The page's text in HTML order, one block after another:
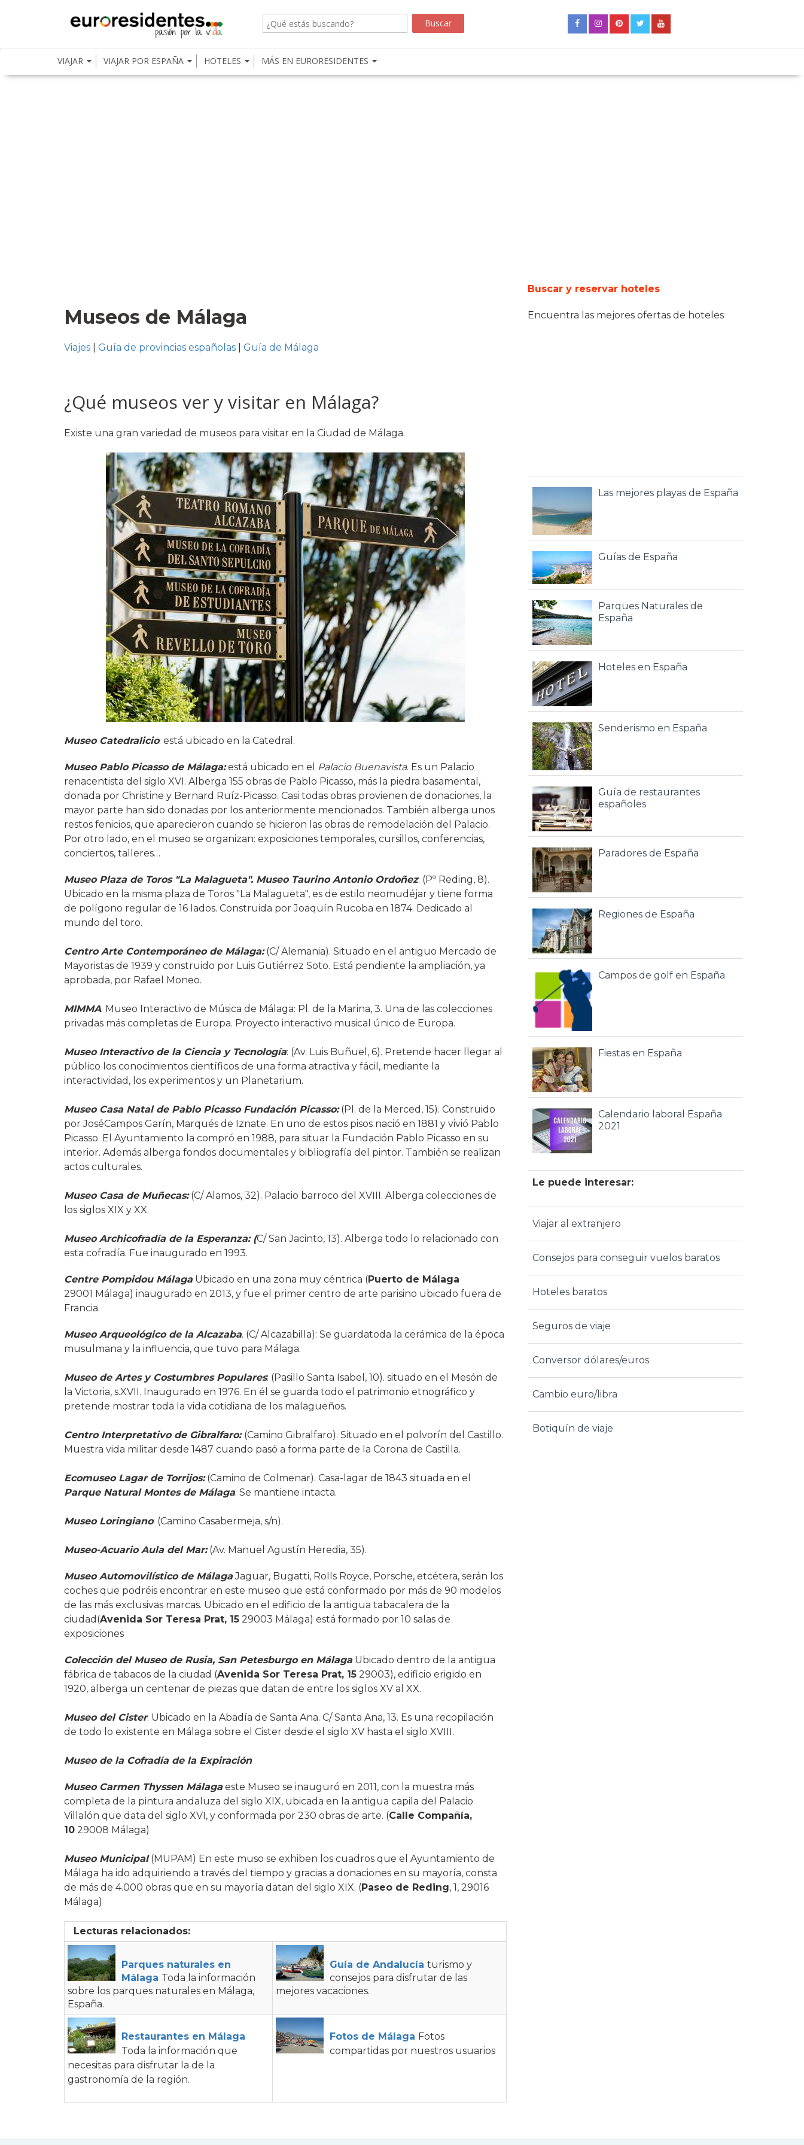
VIAJAR VIAJAR POR ESPAÑA HOTELES MÁS EN EURORESIDENTES
Museos de Málaga
Viajes Guía de provincias españolas Guía de Málaga
¿Qué museos ver y visitar en Málaga?
Existe una gran variedad de museos para visitar en la Ciudad de Málaga.
Museo Catedralicio: está ubicado en la Catedral.
Museo Pablo Picasso de Málaga:está ubicado en el Palacio Buenavista. Es un Palacio
renacentista del siglo XVI. Alberga 155 obras de Pablo Picasso, más la piedra basamental,
donada por Christine y Bernard Ruíz-Picasso. Casi todas obras provienen de donaciones, la
mayor parte han sido donadas por los anteriormente mencionados. También alberga unos
restos fenicios, que aparecieron cuando se hicieron las obras de remodelación del Palacio.
Por otro lado, en el museo se organizan: exposiciones temporales, cursillos, conferencias,
conciertos, talleres…
Museo Plaza de Toros "La Malagueta". Museo Taurino Antonio Ordoñez: (Pº Reding, 8).
Ubicado en la misma plaza de Toros "La Malagueta", es de estilo neomudéjar y tiene forma
de polígono regular de 16 lados. Construida por Joaquín Rucoba en 1874. Dedicado al
mundo del toro.
Centro Arte Contemporáneo de Málaga:(C/ Alemania). Situado en el antiguo Mercado de
Mayoristas de 1939 y construido por Luis Gutiérrez Soto. Está pendiente la ampliación, ya
aprobada, por Rafael Moneo.
MIMMA. Museo Interactivo de Música de Málaga: Pl. de la Marina, 3. Una de las colecciones
privadas más completas de Europa. Proyecto interactivo musical único de Europa.
Museo Interactivo de la Ciencia y Tecnología: (Av. Luis Buñuel, 6). Pretende hacer llegar al
público los conocimientos científicos de una forma atractiva y fácil, mediante la
interactividad, los experimentos y un Planetarium.
Museo Casa Natal de Pablo Picasso Fundación Picasso:(Pl. de la Merced, 15). Construido
por JoséCampos Garín, Marqués de Iznate. En uno de estos pisos nació en 1881 y vivió Pablo
Picasso. El Ayuntamiento la compró en 1988, para situar la Fundación Pablo Picasso en su
interior. Además alberga fondos documentales y bibliografía del pintor. También se realizan
actos culturales.
Museo Casa de Muñecas:(C/ Alamos, 32). Palacio barroco del XVIII. Alberga colecciones de
los siglos XIX y XX.
Museo Archicofradía de la Esperanza: (C/ San Jacinto, 13). Alberga todo lo relacionado con
esta cofradía. Fue inaugurado en 1993.
Centre Pompidou MálagaUbicado en una zona muy céntrica (Puerto de Málaga
29001 Málaga) inaugurado en 2013, y fue el primer centro de arte parisino ubicado fuera de
Francia.
Museo Arqueológico de la Alcazaba. (C/ Alcazabilla): Se guardatoda la cerámica de la época
musulmana y la influencia, que tuvo para Málaga.
Museo de Artes y Costumbres Populares: (Pasillo Santa Isabel, 10). situado en el Mesón de
la Victoria, s.XVII. Inaugurado en 1976. En él se guarda todo el patrimonio etnográfico y
pretende mostrar toda la vida cotidiana de los malagueños.
Centro Interpretativo de Gibralfaro: (Camino Gibralfaro). Situado en el polvorín del Castillo.
Muestra vida militar desde 1487 cuando pasó a forma parte de la Corona de Castilla.
Ecomuseo Lagar de Torrijos:(Camino de Colmenar). Casa-lagar de 1843 situada en el
Parque Natural Montes de Málaga. Se mantiene intacta.
Museo Loringiano: (Camino Casabermeja, s/n).
Museo-Acuario Aula del Mar:(Av. Manuel Agustín Heredia, 35).
Museo Automovilístico de MálagaJaguar, Bugatti, Rolls Royce, Porsche, etcétera, serán los
coches que podréis encontrar en este museo que está conformado por más de 90 modelos
de las más exclusivas marcas. Ubicado en el edificio de la antigua tabacalera de la
ciudad(Avenida Sor Teresa Prat, 15 29003 Málaga) está formado por 10 salas de
exposiciones
Colección del Museo de Rusia, San Petesburgo en MálagaUbicado dentro de la antigua
fábrica de tabacos de la ciudad (Avenida Sor Teresa Prat, 15 29003), edificio erigido en
1920, alberga un centenar de piezas que datan de entre los siglos XV al XX.
Museo del Cister. Ubicado en la Abadía de Santa Ana. C/ Santa Ana, 13. Es una recopilación
de todo lo existente en Málaga sobre el Cister desde el siglo XV hasta el siglo XVIII.
Museo de la Cofradía de la Expiración
Museo Carmen Thyssen Málagaeste Museo se inauguró en 2011, con la muestra más
completa de la pintura andaluza del siglo XIX, ubicada en la antigua capila del Palacio
Villalón que data del siglo XVI, y conformada por 230 obras de arte. (Calle Compañía,
10 29008 Málaga)
Museo Municipal(MUPAM) En este muso se exhiben los cuadros que el Ayuntamiento de
Málaga ha ido adquiriendo a través del tiempo y gracias a donaciones en su mayoría, consta
de más de 4.000 obras que en su mayoría datan del siglo XIX. (Paseo de Reding, 1, 29016
Málaga)
Lecturas relacionados:
Parques naturales en
Málaga Toda la información
sobre los parques naturales en Málaga,
España.
Guía de Andalucía turismo y
consejos para disfrutar de las
mejores vacaciones.
Restaurantes en Málaga
Toda la información que
necesitas para disfrutar la de la
gastronomía de la región.
Fotos de Málaga Fotos
compartidas por nuestros usuarios
Buscar y reservar hoteles
Encuentra las mejores ofertas de hoteles
Las mejores playas de España
Guías de España
Parques Naturales de
España
Hoteles en España
Senderismo en España
Guía de restaurantes
españoles
Paradores de España
Regiones de España
Campos de golf en España
Fiestas en España
Calendario laboral España
2021
Le puede interesar:
Viajar al extranjero
Consejos para conseguir vuelos baratos
Hoteles baratos
Seguros de viaje
Conversor dólares/euros
Cambio euro/libra
Botiquín de viaje